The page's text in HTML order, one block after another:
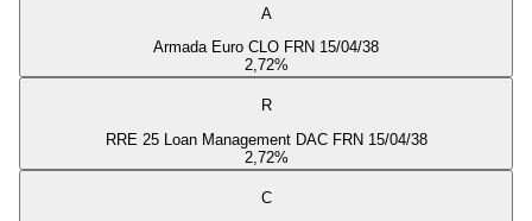
A
Armada Euro CLO FRN 15/04/38
2,72%
R
RRE 25 Loan Management DAC FRN 15/04/38
2,72%
C